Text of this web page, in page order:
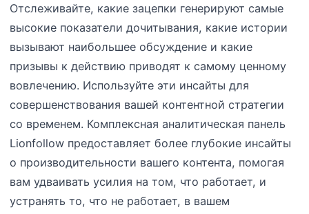
Отслеживайте, какие зацепки генерируют самые
высокие показатели дочитывания, какие истории
вызывают наибольшее обсуждение и какие
призывы к действию приводят к самому ценному
вовлечению. Используйте эти инсайты для
совершенствования вашей контентной стратегии
со временем. Комплексная аналитическая панель
Lionfollow предоставляет более глубокие инсайты
о производительности вашего контента, помогая
вам удваивать усилия на том, что работает, и
устранять то, что не работает, в вашем